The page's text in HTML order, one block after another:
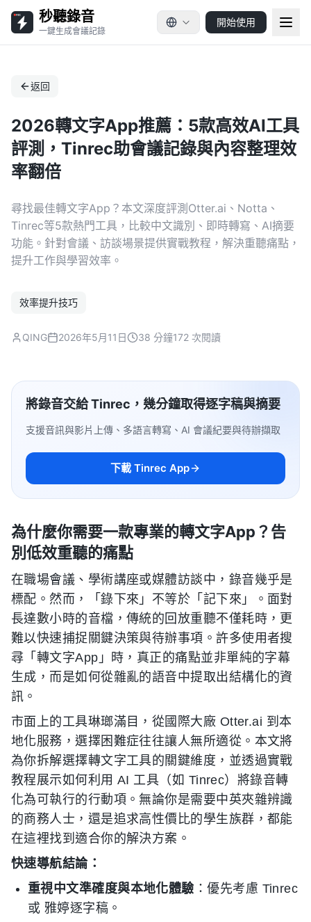
秒聽錄音
一鍵生成會議記錄
開始使用
返回
2026轉文字App推薦：5款高效AI工具
評測，Tinrec助會議記錄與內容整理效
率翻倍
尋找最佳轉文字App？本文深度評測Otter.ai、Notta、
Tinrec等5款熱門工具，比較中文識別、即時轉寫、AI摘要
功能。針對會議、訪談場景提供實戰教程，解決重聽痛點，
提升工作與學習效率。
效率提升技巧
QING 2026年5月11日 38 分鐘172 次閱讀
將錄音交給 Tinrec，幾分鐘取得逐字稿與摘要
支援音訊與影片上傳、多語言轉寫、AI 會議紀要與待辦擷取
下載 Tinrec App
為什麼你需要一款專業的轉文字App？告
別低效重聽的痛點
在職場會議、學術講座或媒體訪談中，錄音幾乎是
標配。然而，「錄下來」不等於「記下來」。面對
長達數小時的音檔，傳統的回放重聽不僅耗時，更
難以快速捕捉關鍵決策與待辦事項。許多使用者搜
尋「轉文字App」時，真正的痛點並非單純的字幕
生成，而是如何從雜亂的語音中提取出結構化的資
訊。
市面上的工具琳瑯滿目，從國際大廠 Otter.ai 到本
地化服務，選擇困難症往往讓人無所適從。本文將
為你拆解選擇轉文字工具的關鍵維度，並透過實戰
教程展示如何利用 AI 工具（如 Tinrec）將錄音轉
化為可執行的行動項。無論你是需要中英夾雜辨識
的商務人士，還是追求高性價比的學生族群，都能
在這裡找到適合你的解決方案。
快速導航結論：
重視中文準確度與本地化體驗 ：優先考慮 Tinrec
或 雅婷逐字稿。